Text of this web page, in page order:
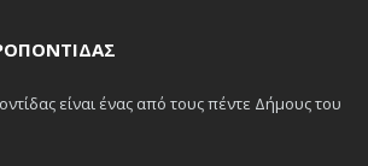
είναι ένας από τους πέντε Δήμους του